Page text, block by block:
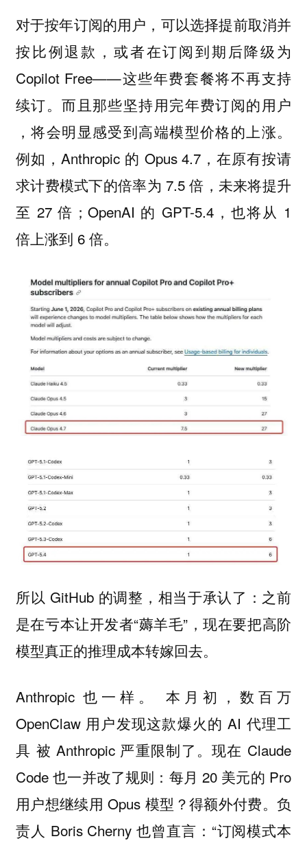
对于按年订阅的用户，可以选择提前取消并
按比例退款，或者在订阅到期后降级为
Copilot Free——这些年费套餐将不再支持
续订。而且那些坚持用完年费订阅的用户
，将会明显感受到高端模型价格的上涨。
例如，Anthropic 的 Opus 4.7，在原有按请
求计费模式下的倍率为 7.5 倍，未来将提升
至 27 倍；OpenAI 的 GPT-5.4，也将从 1
倍上涨到 6 倍。
所以 GitHub 的调整，相当于承认了：之前
是在亏本让开发者“薅羊毛”，现在要把高阶
模型真正的推理成本转嫁回去。
Anthropic 也一样。 本月初，数百万
OpenClaw 用户发现这款爆火的 AI 代理工
具 被 Anthropic 严重限制了。现在 Claude
Code 也一并改了规则：每月 20 美元的 Pro
用户想继续用 Opus 模型？得额外付费。负
责人 Boris Cherny 也曾直言：“订阅模式本